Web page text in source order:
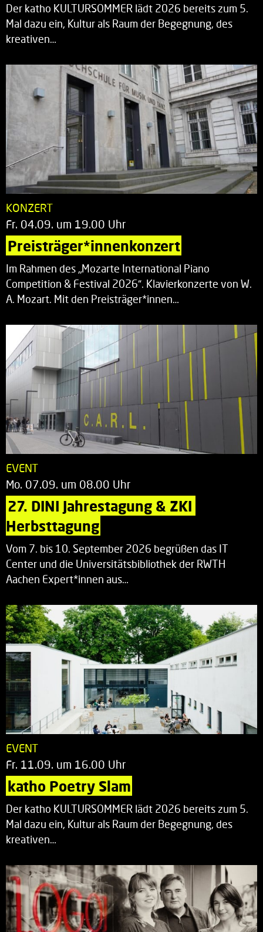
Der katho KULTURSOMMER lädt 2026 bereits zum 5.
Mal dazu ein, Kultur als Raum der Begegnung, des
kreativen…
KONZERT
Fr. 04.09. um 19.00 Uhr
Preisträger*innenkonzert
Im Rahmen des „Mozarte International Piano
Competition & Festival 2026“. Klavierkonzerte von W.
A. Mozart. Mit den Preisträger*innen…
EVENT
Mo. 07.09. um 08.00 Uhr
27. DINI Jahrestagung & ZKI
Herbsttagung
Vom 7. bis 10. September 2026 begrüßen das IT
Center und die Universitätsbibliothek der RWTH
Aachen Expert*innen aus…
EVENT
Fr. 11.09. um 16.00 Uhr
katho Poetry Slam
Der katho KULTURSOMMER lädt 2026 bereits zum 5.
Mal dazu ein, Kultur als Raum der Begegnung, des
kreativen…